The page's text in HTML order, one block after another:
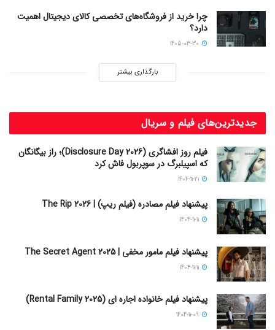
چرا خرید از فروشگاه‌های تخصصی کالای دیجیتال اهمیت
دارد؟
بارگذاری بیشتر
جدیدترین‌های فیلم و سریال
فیلم روز افشاگری (Disclosure Day 2026)؛ راز بیگانگان
که اسپیلبرگ در سوپربول فاش کرد
پیشنهاد فیلم مصادره (فیلم ریپ) | The Rip 2026
پیشنهاد فیلم مامور مخفی | The Secret Agent 2025
پیشنهاد فیلم خانواده اجاره‌ ای (Rental Family 2025)